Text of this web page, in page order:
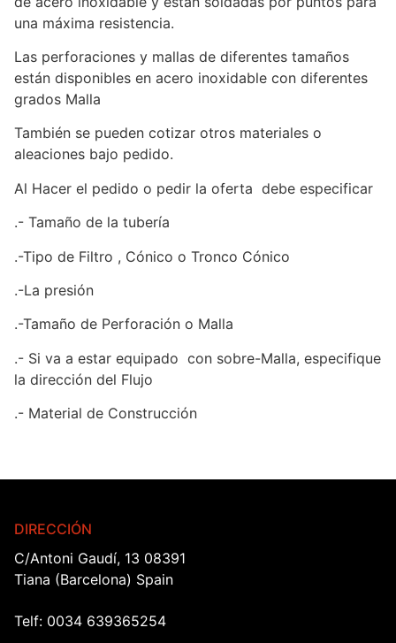
una máxima resistencia.
Las perforaciones y mallas de diferentes tamaños
están disponibles en acero inoxidable con diferentes
grados Malla
También se pueden cotizar otros materiales o
aleaciones bajo pedido.
Al Hacer el pedido o pedir la oferta debe especificar
.- Tamaño de la tubería
.-Tipo de Filtro , Cónico o Tronco Cónico
.-La presión
.-Tamaño de Perforación o Malla
.- Si va a estar equipado con sobre-Malla, especifique
la dirección del Flujo
.- Material de Construcción
DIRECCIÓN
C/Antoni Gaudí, 13 08391
Tiana (Barcelona) Spain
Telf: 0034 639365254